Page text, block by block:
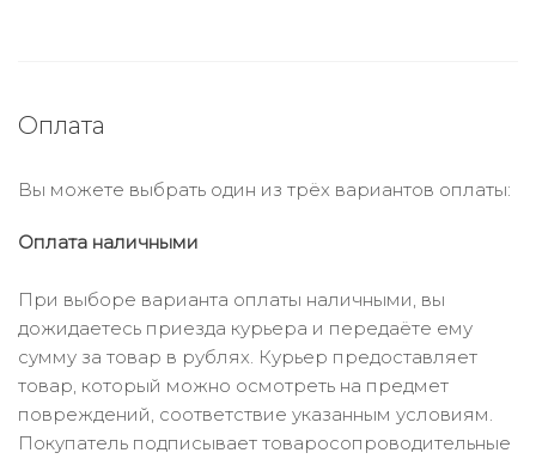
Оплата
Вы можете выбрать один из трёх вариантов оплаты:
Оплата наличными
При выборе варианта оплаты наличными, вы
дожидаетесь приезда курьера и передаёте ему
сумму за товар в рублях. Курьер предоставляет
товар, который можно осмотреть на предмет
повреждений, соответствие указанным условиям.
Покупатель подписывает товаросопроводительные